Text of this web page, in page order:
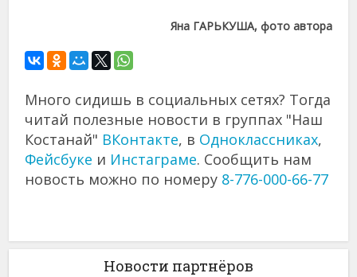
Яна ГАРЬКУША, фото автора
Много сидишь в социальных сетях? Тогда
читай полезные новости в группах "Наш
Костанай" ВКонтакте, в Одноклассниках,
Фейсбуке и Инстаграме. Сообщить нам
новость можно по номеру 8-776-000-66-77
Новости партнёров